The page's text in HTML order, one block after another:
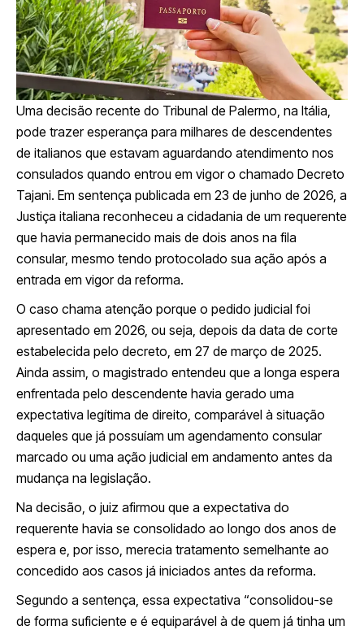
Uma decisão recente do Tribunal de Palermo, na Itália,
pode trazer esperança para milhares de descendentes
de italianos que estavam aguardando atendimento nos
consulados quando entrou em vigor o chamado Decreto
Tajani. Em sentença publicada em 23 de junho de 2026, a
Justiça italiana reconheceu a cidadania de um requerente
que havia permanecido mais de dois anos na fila
consular, mesmo tendo protocolado sua ação após a
entrada em vigor da reforma.
O caso chama atenção porque o pedido judicial foi
apresentado em 2026, ou seja, depois da data de corte
estabelecida pelo decreto, em 27 de março de 2025.
Ainda assim, o magistrado entendeu que a longa espera
enfrentada pelo descendente havia gerado uma
expectativa legítima de direito, comparável à situação
daqueles que já possuíam um agendamento consular
marcado ou uma ação judicial em andamento antes da
mudança na legislação.
Na decisão, o juiz afirmou que a expectativa do
requerente havia se consolidado ao longo dos anos de
espera e, por isso, merecia tratamento semelhante ao
concedido aos casos já iniciados antes da reforma.
Segundo a sentença, essa expectativa “consolidou-se
de forma suficiente e é equiparável à de quem já tinha um